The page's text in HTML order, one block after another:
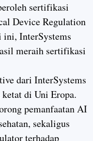
sertifikasi
Device Regulation
InterSystems
meraih sertifikasi
dari InterSystems
di Uni Eropa.
pemanfaatan AI
sekaligus
terhadap